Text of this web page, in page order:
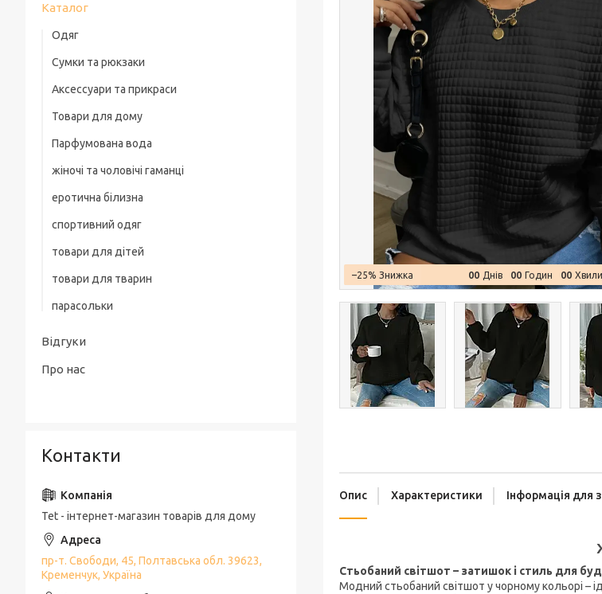
–25% 00 Днів 00 Годин 00
Опис Характеристики Інформація для
Стьобаний світшот – затишок і стиль для
Модний стьобаний світшот у чорному кольорі –
Каталог
Одяг
Жіночий одяг
Жіночі піжами
Сумки та рюкзаки
Аксессуари та прикраси
Біжутерія
Товари для дому
Парфумована вода
жіночі та чоловічі гаманці
еротична білизна
спортивний одяг
товари для дітей
товари для тварин
парасольки
Відгуки
Про нас
Контакти
Tet - інтернет-магазин товарів для дому
пр-т. Свободи, 45, Полтавська обл. 39623,
Кременчук, Україна